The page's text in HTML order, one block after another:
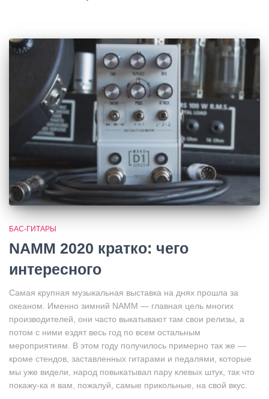
БАС-ГИТАРЫ
NAMM 2020 кратко: чего
интересного
Самая крупная музыкальная выставка на днях прошла за
океаном. Именно зимний NAMM — главная цель многих
производителей, они часто выкатывают там свои релизы, а
потом с ними ездят весь год по всем остальным
мероприятиям. В этом году получилось примерно так же —
кроме стендов, заставленных гитарами и педалями, которые
мы уже видели, народ повыкатывал пару клевых штук, так что
покажу-ка я вам, пожалуй, самые прикольные, на свой вкус.